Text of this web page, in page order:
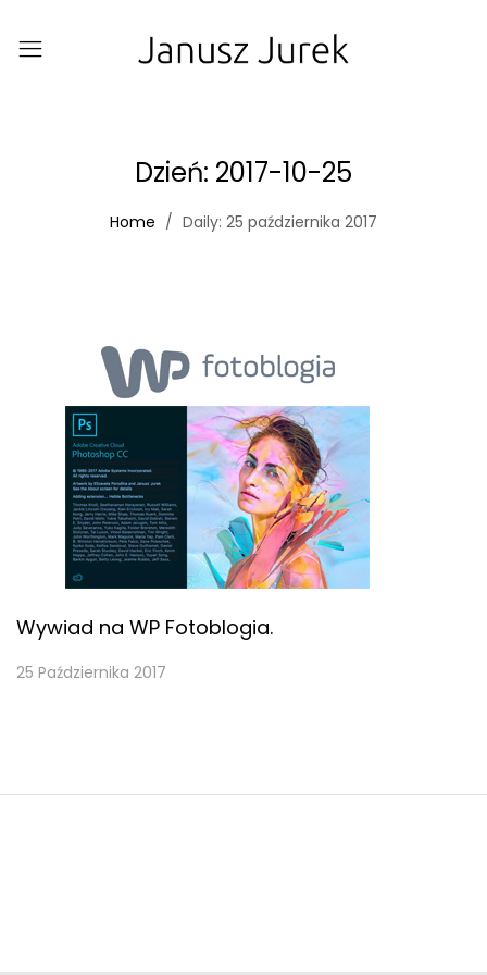
Dzień: 2017-10-25
Home Daily: 25 października 2017
Wywiad na WP Fotoblogia.
25 Października 2017